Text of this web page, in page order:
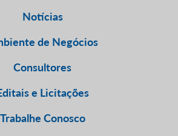
Notícias
de Negócios
Consultores
e Licitações
Trabalhe Conosco